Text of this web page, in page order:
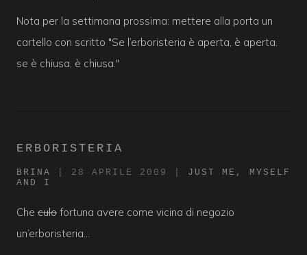
Nota per la settimana prossima: mettere alla porta un
cartello con scritto "Se l’erboristeria è aperta, è aperta.
se è chiusa, è chiusa."
ERBORISTERIA
BRINA 28 APRILE 2009
JUST ME, MYSELF
AND I
Che culo fortuna avere come vicina di negozio
un’erboristeria…